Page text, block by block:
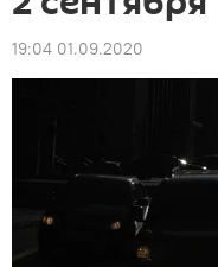
19:04 01.09.2020